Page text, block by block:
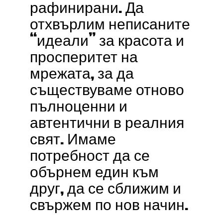
рафинирани. Да
отхвърлим неписаните
“идеали” за красота и
просперитет на
мрежата, за да
съществуваме отново
пълноценни и
автентични в реалния
свят. Имаме
потребност да се
обърнем един към
друг, да се сближим и
свържем по нов начин.